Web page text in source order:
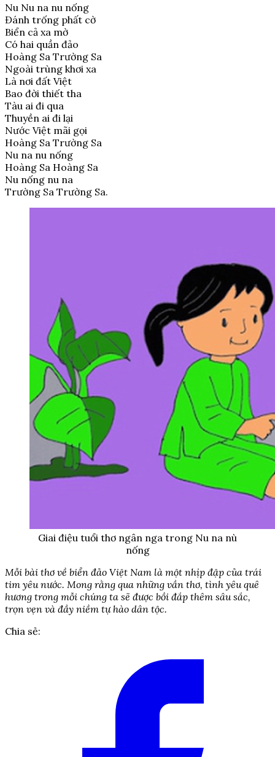
Nu Nu na nu nống
Đánh trống phất cờ
Biển cả xa mờ
Có hai quần đảo
Hoàng Sa Trường Sa
Ngoài trùng khơi xa
Là nơi đất Việt
Bao đời thiết tha
Tàu ai đi qua
Thuyền ai đi lại
Nước Việt mãi gọi
Hoàng Sa Trường Sa
Nu na nu nống
Hoàng Sa Hoàng Sa
Nu nống nu na
Trường Sa Trường Sa.
Giai điệu tuổi thơ ngân nga trong Nu na nù
nống
Mỗi bài thơ về biển đảo Việt Nam là một nhịp đập của trái
tim yêu nước. Mong rằng qua những vần thơ, tình yêu quê
hương trong mỗi chúng ta sẽ được bồi đắp thêm sâu sắc,
trọn vẹn và đầy niềm tự hào dân tộc.
Chia sẻ: